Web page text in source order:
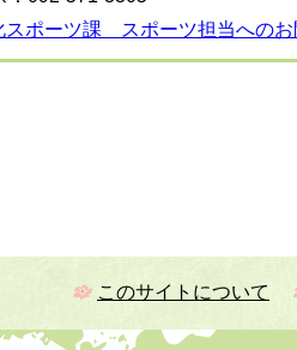
スポーツ課 スポーツ担当へのお
このサイトについて